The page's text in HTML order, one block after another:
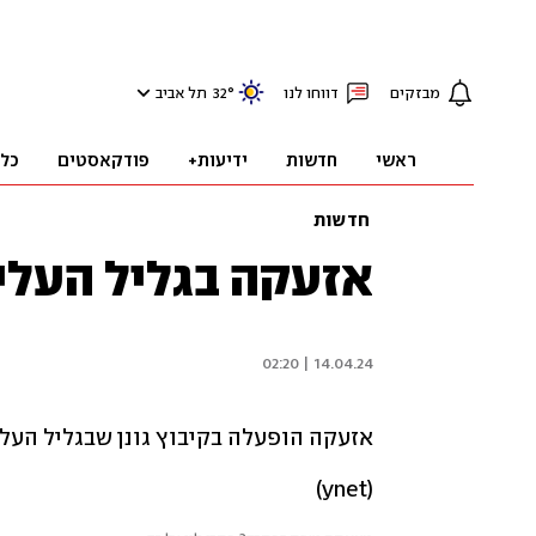
מבזקים דווחו לנו 32° תל אביב
ראשי חדשות ידיעות+ פודקאסטים
חדשות
אזעקה בגליל
14.04.24 | 02:20
אזעקה הופעלה בקיבוץ גונן שבגליל
(ynet)